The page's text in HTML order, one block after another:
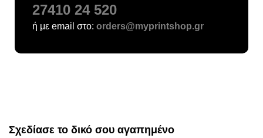
27410 24 520
ή με email στο: orders@myprintshop.gr
Σχεδίασε το δικό σου αγαπημένο